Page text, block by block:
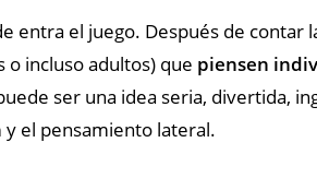
entra el juego. Después de contar
o incluso adultos) que piensen
ser una idea seria, divertida,
y el pensamiento lateral.